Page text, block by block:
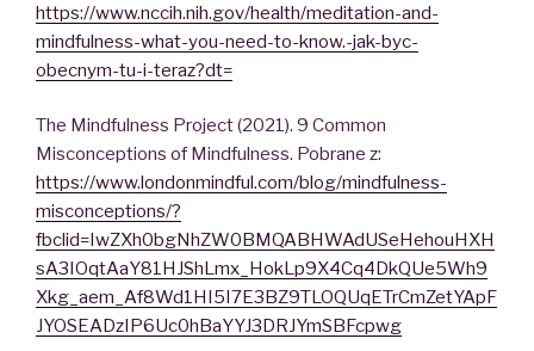
https://www.nccih.nih.gov/health/meditation-and-
mindfulness-what-you-need-to-know.-jak-byc-
obecnym-tu-i-teraz?dt=
The Mindfulness Project (2021). 9 Common
Misconceptions of Mindfulness. Pobrane z:
https://www.londonmindful.com/blog/mindfulness-
misconceptions/?
fbclid=IwZXh0bgNhZW0BMQABHWAdUSeHehouHXH
sA3IOqtAaY81HJShLmx_HokLp9X4Cq4DkQUe5Wh9
Xkg_aem_Af8Wd1HI5I7E3BZ9TLOQUqETrCmZetYApF
JYOSEADzIP6Uc0hBaYYJ3DRJYmSBFcpwg